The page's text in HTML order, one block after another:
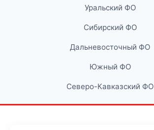
Уральский ФО
Сибирский ФО
Дальневосточный ФО
Южный ФО
Северо-Кавказский ФО